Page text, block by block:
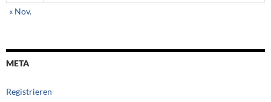
« Nov.
META
Registrieren